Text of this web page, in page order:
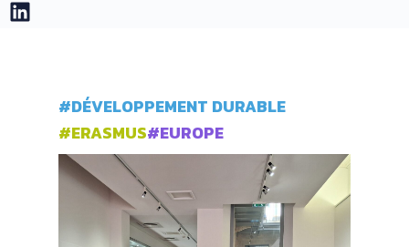
#DÉVELOPPEMENT DURABLE
#ERASMUS#EUROPE